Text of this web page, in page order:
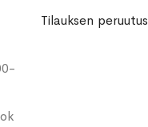
Tilauksen peruutus